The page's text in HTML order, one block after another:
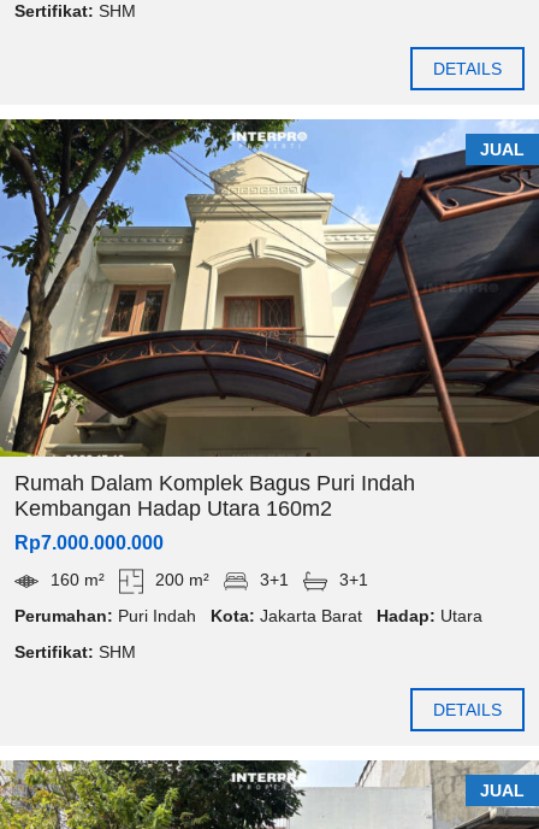
Sertifikat: SHM
DETAILS
JUAL
Rumah Dalam Komplek Bagus Puri Indah
Kembangan Hadap Utara 160m2
Rp7.000.000.000
160 m² 200 m² 3+1
3+1
Perumahan: Puri Indah Kota: Jakarta Barat Hadap: Utara
Sertifikat: SHM
DETAILS
JUAL